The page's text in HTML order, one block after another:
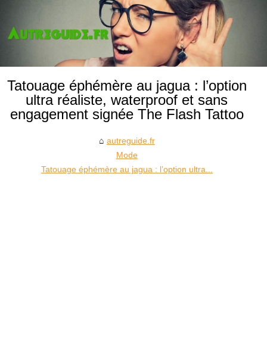
Tatouage éphémère au jagua : l’option
ultra réaliste, waterproof et sans
engagement signée The Flash Tattoo
autreguide.fr
Mode
Tatouage éphémère au jagua : l’option ultra...